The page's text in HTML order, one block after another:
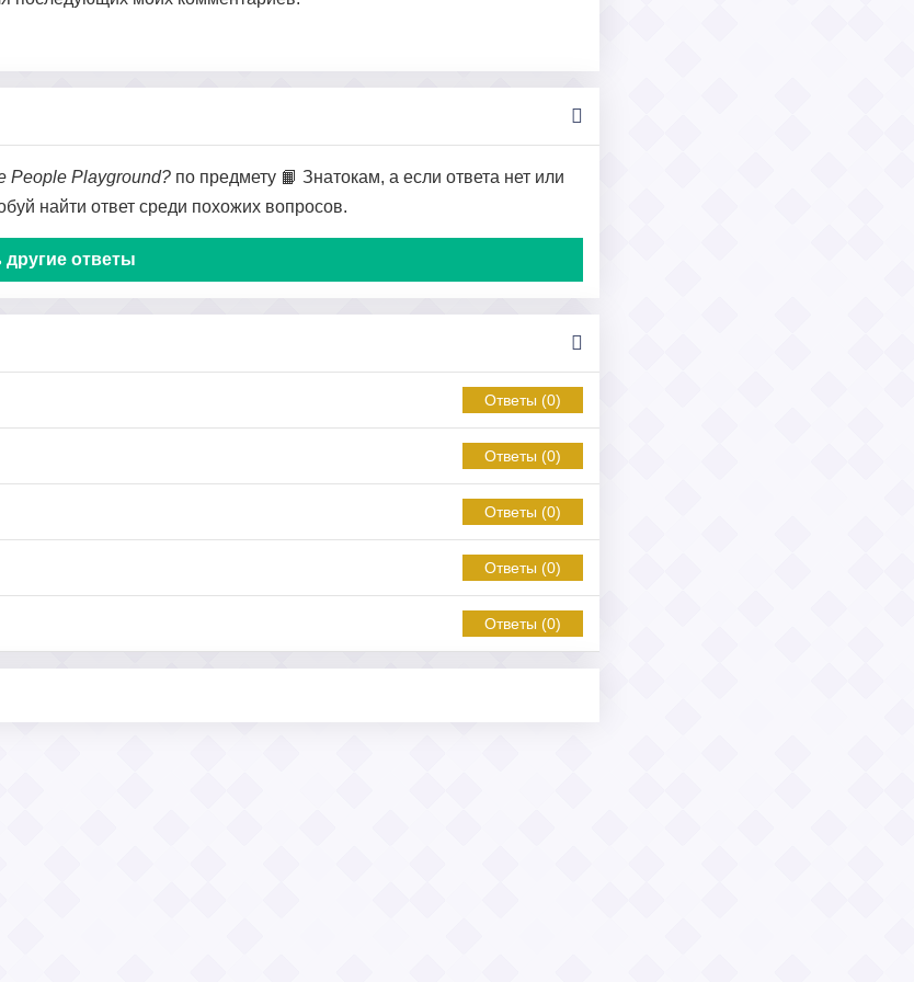
People Playground? по предмету 📙 Знатокам, а если ответа нет или
найти ответ среди похожих вопросов.
другие ответы
Ответы (0)
Ответы (0)
Ответы (0)
Ответы (0)
Ответы (0)